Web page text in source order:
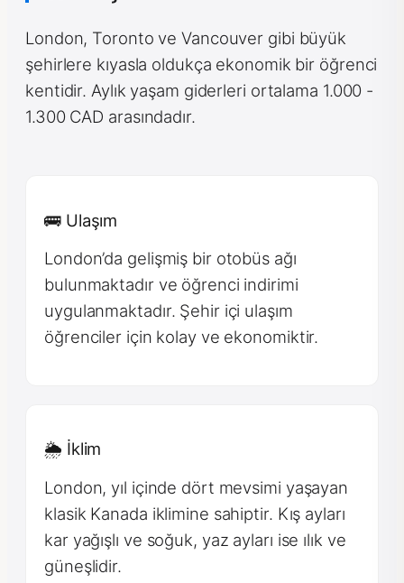
London, Toronto ve Vancouver gibi büyük
şehirlere kıyasla oldukça ekonomik bir öğrenci
kentidir. Aylık yaşam giderleri ortalama 1.000 -
1.300 CAD arasındadır.
🚌 Ulaşım
London’da gelişmiş bir otobüs ağı
bulunmaktadır ve öğrenci indirimi
uygulanmaktadır. Şehir içi ulaşım
öğrenciler için kolay ve ekonomiktir.
🌦 İklim
London, yıl içinde dört mevsimi yaşayan
klasik Kanada iklimine sahiptir. Kış ayları
kar yağışlı ve soğuk, yaz ayları ise ılık ve
güneşlidir.